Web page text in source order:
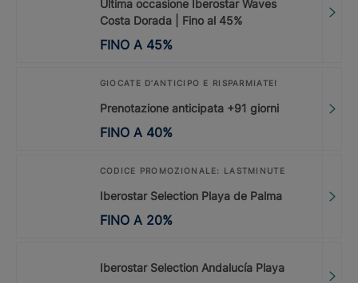
Ultima occasione Iberostar Waves
Costa Dorada | Fino al 45%
FINO A 45%
GIOCATE D’ANTICIPO E RISPARMIATE!
Prenotazione anticipata +91 giorni
FINO A 40%
CODICE PROMOZIONALE: LASTMINUTE
Iberostar Selection Playa de Palma
FINO A 20%
Iberostar Selection Andalucía Playa